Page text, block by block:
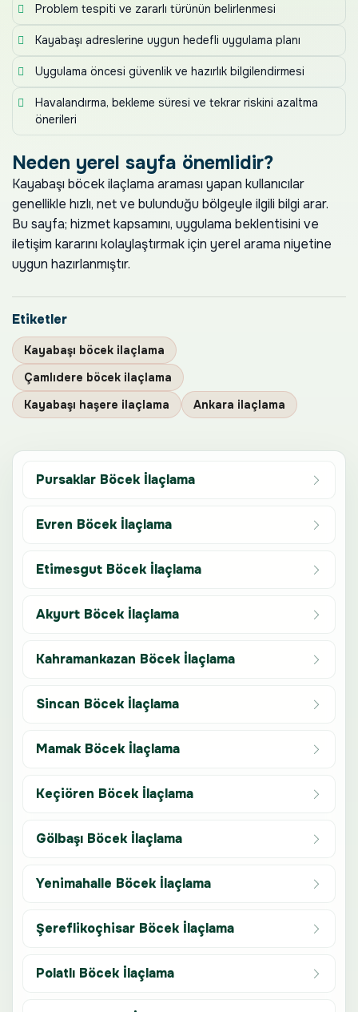
Pursaklar Böcek İlaçlama
Evren Böcek İlaçlama
Etimesgut Böcek İlaçlama
Akyurt Böcek İlaçlama
Kahramankazan Böcek İlaçlama
Sincan Böcek İlaçlama
Mamak Böcek İlaçlama
Keçiören Böcek İlaçlama
Gölbaşı Böcek İlaçlama
Yenimahalle Böcek İlaçlama
Şereflikoçhisar Böcek İlaçlama
Polatlı Böcek İlaçlama
Problem tespiti ve zararlı türünün belirlenmesi
Kayabaşı adreslerine uygun hedefli uygulama planı
Uygulama öncesi güvenlik ve hazırlık bilgilendirmesi
Havalandırma, bekleme süresi ve tekrar riskini azaltma
önerileri
Neden yerel sayfa önemlidir?
Kayabaşı böcek ilaçlama araması yapan kullanıcılar
genellikle hızlı, net ve bulunduğu bölgeyle ilgili bilgi arar.
Bu sayfa; hizmet kapsamını, uygulama beklentisini ve
iletişim kararını kolaylaştırmak için yerel arama niyetine
uygun hazırlanmıştır.
Etiketler
Kayabaşı böcek ilaçlama
Çamlıdere böcek ilaçlama
Kayabaşı haşere ilaçlama
Ankara ilaçlama